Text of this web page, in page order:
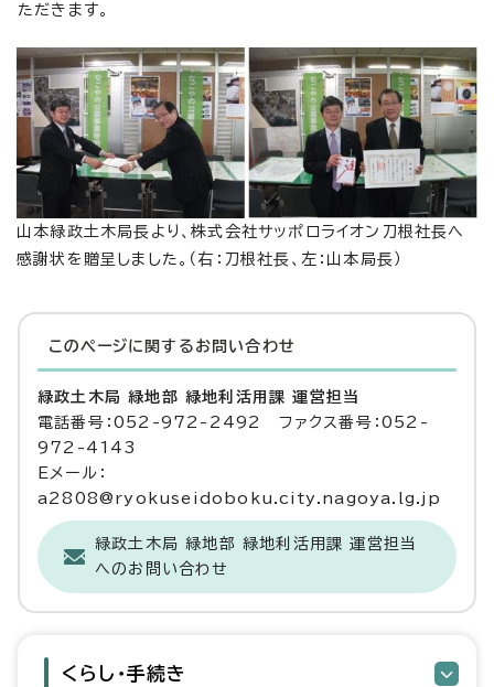
ただきます。
山本緑政土木局長より、株式会社サッポロライオン刀根社長へ
感謝状を贈呈しました。（右：刀根社長、左：山本局長）
このページに関する お問い合わせ
緑政土木局 緑地部 緑地利活用課 運営担当
電話番号：052-972-2492 ファクス番号：052-
972-4143
Eメール：
a2808@ryokuseidoboku.city.nagoya.lg.jp
緑政土木局 緑地部 緑地利活用課 運営担当
へのお問い合わせ
くらし・手続き